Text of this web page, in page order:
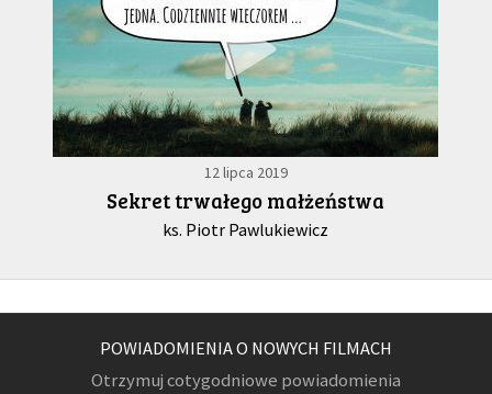
12 lipca 2019
Sekret trwałego małżeństwa
ks. Piotr Pawlukiewicz
POWIADOMIENIA O NOWYCH FILMACH
Otrzymuj cotygodniowe powiadomienia